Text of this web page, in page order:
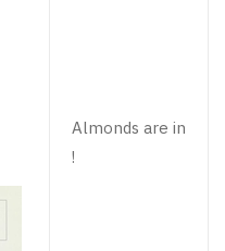
Almonds are in
!